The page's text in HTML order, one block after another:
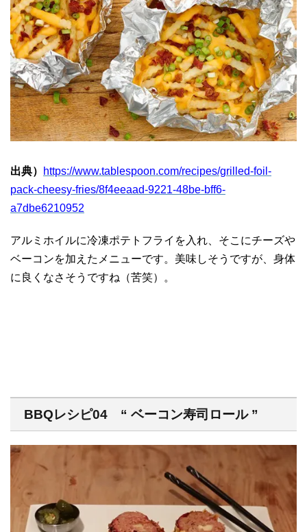
出典）
https://www.tablespoon.com/recipes/grilled-foil-
pack-cheesy-fries/8f4eeaad-9221-48be-bff6-
a7dbe6210952
アルミホイルに冷凍ポテトフライを入れ、そこにチーズや
ベーコンを加えたメニューです。美味しそうですが、身体
に良くなさそうですね（苦笑）。
BBQレシピ04 “ ベーコン寿司ロール ”